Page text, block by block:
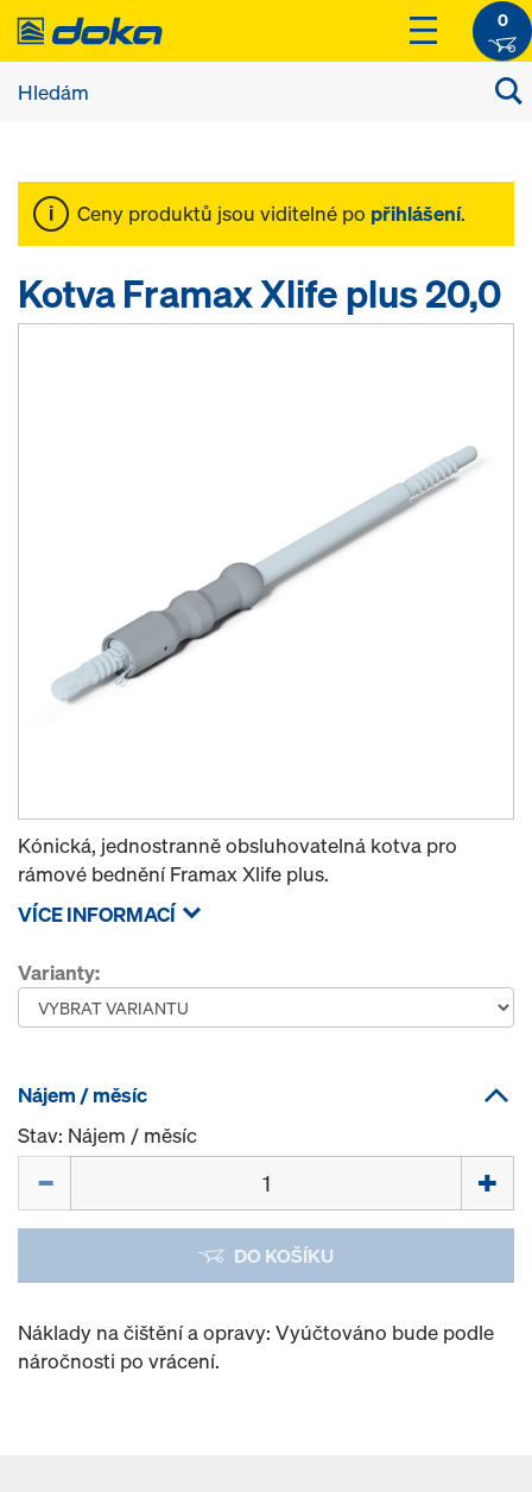
0
Ceny produktů jsou viditelné po přihlášení.
Kotva Framax Xlife plus 20,0
Kónická, jednostranně obsluhovatelná kotva pro
rámové bednění Framax Xlife plus.
VÍCE INFORMACÍ
Varianty:
Nájem / měsíc
Stav: Nájem / měsíc
DO KOŠÍKU
Náklady na čištění a opravy: Vyúčtováno bude podle
náročnosti po vrácení.